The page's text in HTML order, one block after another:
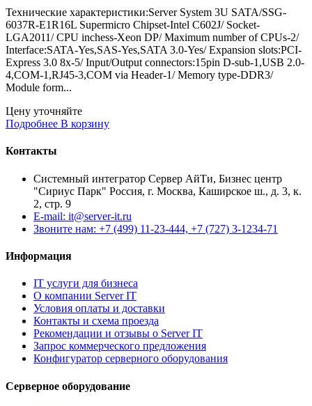
Технические характеристики:Server System 3U SATA/SSG-
6037R-E1R16L Supermicro Chipset-Intel C602J/ Socket-
LGA2011/ CPU inchess-Xeon DP/ Maximum number of CPUs-2/
Interface:SATA-Yes,SAS-Yes,SATA 3.0-Yes/ Expansion slots:PCI-
Express 3.0 8x-5/ Input/Output connectors:15pin D-sub-1,USB 2.0-
4,COM-1,RJ45-3,COM via Header-1/ Memory type-DDR3/
Module form...
Цену уточняйте
Подробнее В корзину
Контакты
Системный интегратор Сервер АйТи, Бизнес центр
"Сириус Парк" Россия, г. Москва, Каширское ш., д. 3, к.
2, стр. 9
E-mail: it@server-it.ru
Звоните нам: +7 (499) 11-23-444, +7 (727) 3-1234-71
Информация
IT услуги для бизнеса
О компании Server IT
Условия оплаты и доставки
Контакты и схема проезда
Рекомендации и отзывы о Server IT
Запрос коммерческого предложения
Конфигуратор серверного оборудования
Серверное оборудование